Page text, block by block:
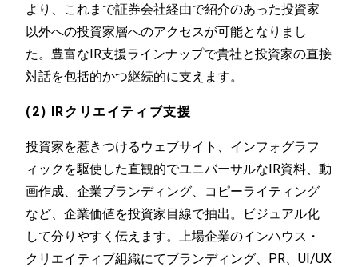
より、これまで証券会社経由で紹介のあった投資家
以外への投資家層へのアクセスが可能となりまし
た。豊富なIR支援ラインナップで貴社と投資家の直接
対話を包括的かつ継続的に支えます。
(2) IRクリエイティブ支援
投資家を惹きつけるウェブサイト、インフォグラフ
ィックを駆使した直観的でユニバーサルなIR資料、動
画作成、企業ブランディング、コピーライティング
など、企業価値を投資家目線で抽出。ビジュアル化
して分りやすく伝えます。上場企業のインハウス・
クリエイティブ組織にてブランディング、PR、UI/UX